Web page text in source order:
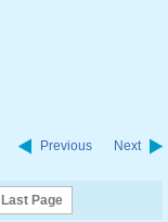
Previous Next
Last Page